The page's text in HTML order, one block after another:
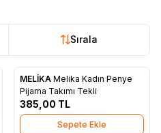
Sırala
Favorilere Ekle
MELİKA Melika Kadın Penye
Pijama Takımı Tekli
385,00 TL
Sepete Ekle